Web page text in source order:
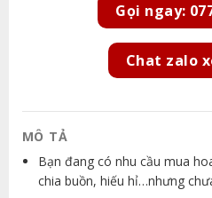
Gọi ngay:
Chat zalo
MÔ TẢ
Bạn đang có nhu cầu mua
chia buồn, hiếu hỉ…nhưng